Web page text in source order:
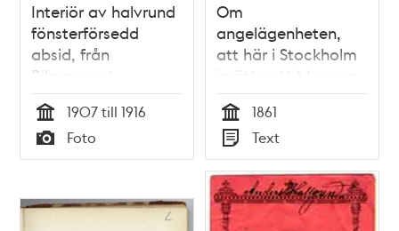
Interiör av halvrund
fönsterförsedd
absid, från
Riksmuseet,
Naturhistoriska
Riksmuseet
Tid
1907 till 1916
Typ
Foto
Om
angelägenheten,
att här i Stockholm
inrätta ett Museum
för naturvetenskap,
slöjd och konst /
Carl Palmstedt
Tid
1861
Typ
Text